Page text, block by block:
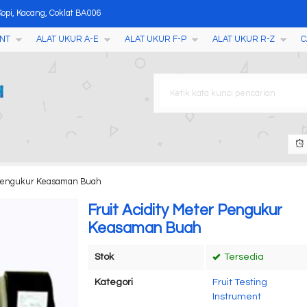
Kacang, Coklat BA006
BJ-1 BJ-1X
100
TLD001
ALAT UKUR A-E ALAT UKUR F-P ALAT UKUR R-Z
Keasaman Buah
Fruit Acidity Meter Pengukur
Keasaman Buah
Stok Tersedia
Kategori
Fruit Testing
Instrument